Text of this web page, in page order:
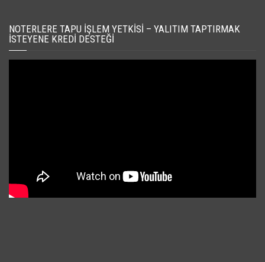
NOTERLERE TAPU İŞLEM YETKISI – YALITIM TAPTIRMAK
İSTEYENE KREDI DESTEĞI